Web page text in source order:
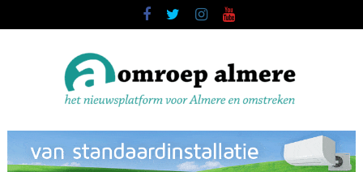
to